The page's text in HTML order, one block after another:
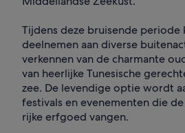
Tijdens deze bruisende periode
deelnemen aan diverse
verkennen van de charmante
van heerlijke Tunesische
zee. De levendige optie wordt
festivals en evenementen die
rijke erfgoed vangen.